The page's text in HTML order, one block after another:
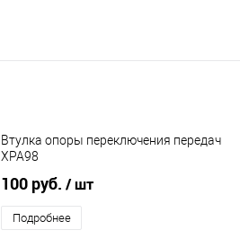
Втулка опоры переключения передач
XPA98
100 руб. / шт
Подробнее